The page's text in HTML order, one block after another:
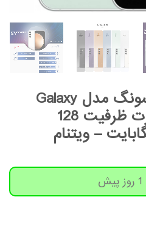
گوشی موبایل سامسونگ مدل Galaxy
S23 FE دو سیم کارت ظرفیت 128